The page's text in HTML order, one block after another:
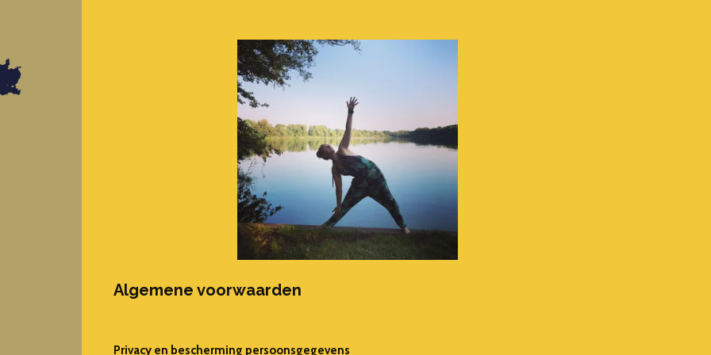
Algemene voorwaarden
Privacy en bescherming persoonsgegevens